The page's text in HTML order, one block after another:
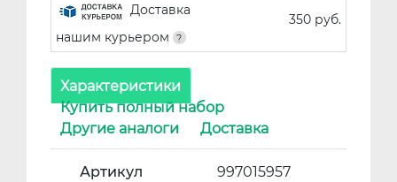
Доставка
нашим курьером
350 руб.
Характеристики
Купить полный набор
Другие аналоги
Доставка
Артикул
997015957